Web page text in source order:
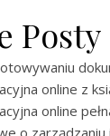
Posty
online z
online
o